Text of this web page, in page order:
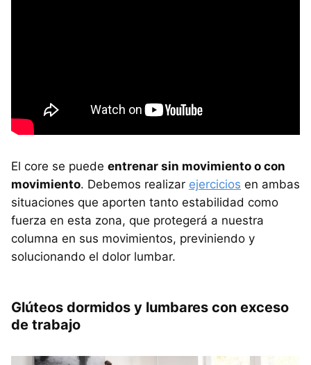
El core se puede entrenar sin movimiento o con
movimiento. Debemos realizar ejercicios en ambas
situaciones que aporten tanto estabilidad como
fuerza en esta zona, que protegerá a nuestra
columna en sus movimientos, previniendo y
solucionando el dolor lumbar.
Glúteos dormidos y lumbares con exceso
de trabajo